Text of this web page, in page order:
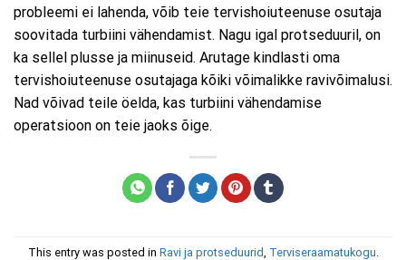
probleemi ei lahenda, võib teie tervishoiuteenuse osutaja
soovitada turbiini vähendamist. Nagu igal protseduuril, on
ka sellel plusse ja miinuseid. Arutage kindlasti oma
tervishoiuteenuse osutajaga kõiki võimalikke ravivõimalusi.
Nad võivad teile öelda, kas turbiini vähendamise
operatsioon on teie jaoks õige.
This entry was posted in Ravi ja protseduurid Terviseraamatukogu